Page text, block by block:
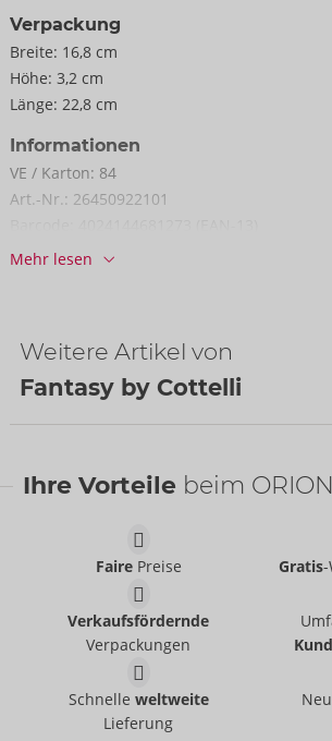
Verpackung
Breite: 16,8 cm
Höhe: 3,2 cm
Länge: 22,8 cm
Informationen
VE / Karton: 84
Art.-Nr.: 26450922101
Zolltarifnummer:
nächste Lieferung:34/2026
Mehr lesen
Weitere Artikel von
Fantasy by Cottelli
Catsuit ouvert
Fantasy by Cottelli - ORION Brand
25519001111
Fantasy by
Ihre Vorteile beim
FairePreise Gratis
Verkaufsfördernde
Verpackungen
Schnelle weltweite
Lieferung